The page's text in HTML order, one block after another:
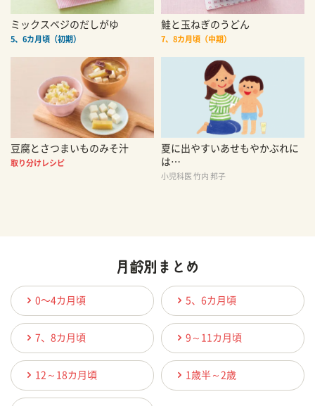
ミックスベジのだしがゆ
5、6カ月頃（初期）
鮭と玉ねぎのうどん
7、8カ月頃（中期）
豆腐とさつまいものみそ汁
取り分けレシピ
夏に出やすいあせもやかぶれに
は…
小児科医 竹内 邦子
0〜4カ月頃 5、6カ月頃
7、8カ月頃 9～11カ月頃
12～18カ月頃 1歳半～2歳